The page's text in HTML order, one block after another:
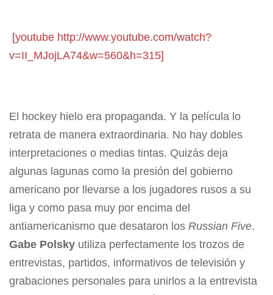
[youtube http://www.youtube.com/watch?
v=II_MJojLA74&w=560&h=315]
El hockey hielo era propaganda. Y la película lo
retrata de manera extraordinaria. No hay dobles
interpretaciones o medias tintas. Quizás deja
algunas lagunas como la presión del gobierno
americano por llevarse a los jugadores rusos a su
liga y como pasa muy por encima del
antiamericanismo que desataron los Russian Five.
Gabe Polsky utiliza perfectamente los trozos de
entrevistas, partidos, informativos de televisión y
grabaciones personales para unirlos a la entrevista